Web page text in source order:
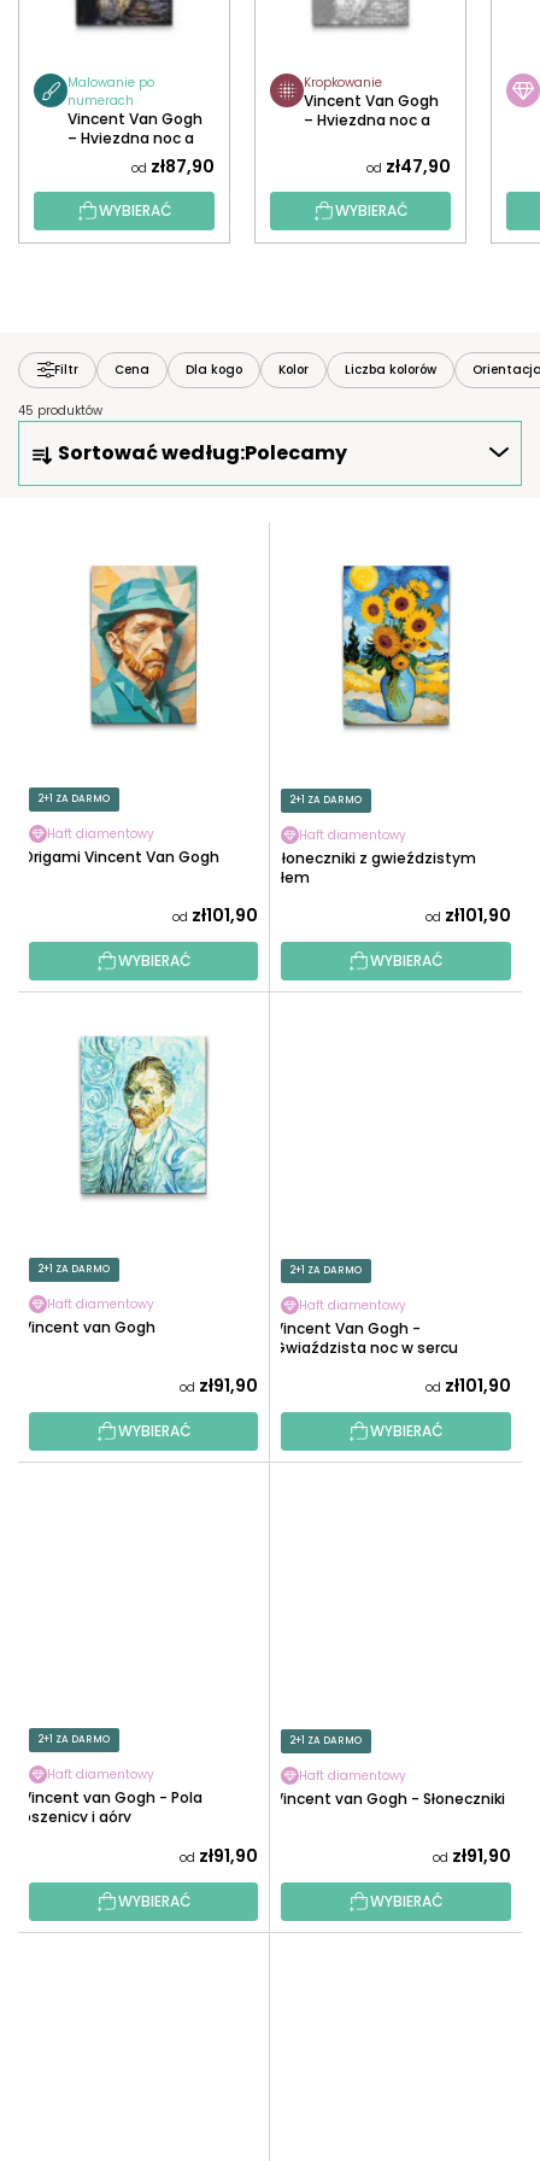
Malowanie po
numerach
Vincent Van Gogh
– Hviezdna noc a
od zł87,90
WYBIERAĆ
Kropkowanie
Vincent Van Gogh
– Hviezdna noc a
od zł47,90
WYBIERAĆ
Filtr Cena Dla kogo Kolor Liczba kolorów
45 produktów
O
R
O
D
U
K
W
Sortować według:Polecamy
U
K
T
2+1 ZA DARMO
Haft diamentowy
Origami Vincent Van Gogh
od zł101,90
WYBIERAĆ
2+1 ZA DARMO
Haft diamentowy
Słoneczniki z gwieździstym
tłem
od zł101,90
WYBIERAĆ
2+1 ZA DARMO
Haft diamentowy
Vincent van Gogh
od zł91,90
WYBIERAĆ
2+1 ZA DARMO
Haft diamentowy
Vincent Van Gogh -
Gwiaździsta noc w sercu
od zł101,90
WYBIERAĆ
2+1 ZA DARMO
Haft diamentowy
Vincent van Gogh - Pola
pszenicy i góry
od zł91,90
WYBIERAĆ
2+1 ZA DARMO
Haft diamentowy
Vincent van Gogh - Słoneczniki
od zł91,90
WYBIERAĆ